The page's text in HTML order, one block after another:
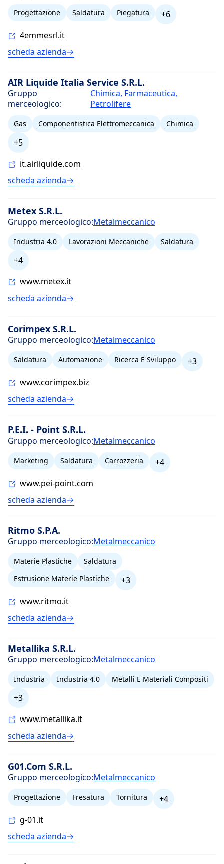
Progettazione Saldatura Piegatura
+6
4emmesrl.it
scheda azienda
AIR Liquide Italia Service S.R.L.
Gruppo
merceologico:
Chimica, Farmaceutica,
Petrolifere
Gas Componentistica Elettromeccanica Chimica
+5
it.airliquide.com
scheda azienda
Metex S.R.L.
Gruppo merceologico:Metalmeccanico
Industria 4.0 Lavorazioni Meccaniche Saldatura
+4
www.metex.it
scheda azienda
Corimpex S.R.L.
Gruppo merceologico:Metalmeccanico
Saldatura Automazione Ricerca E Sviluppo
+3
www.corimpex.biz
scheda azienda
P.E.I. - Point S.R.L.
Gruppo merceologico:Metalmeccanico
Marketing Saldatura Carrozzeria
+4
www.pei-point.com
scheda azienda
Ritmo S.P.A.
Gruppo merceologico:Metalmeccanico
Materie Plastiche
Saldatura
Estrusione Materie Plastiche
+3
www.ritmo.it
scheda azienda
Metallika S.R.L.
Gruppo merceologico:Metalmeccanico
Industria Industria 4.0 Metalli E Materiali Compositi
+3
www.metallika.it
scheda azienda
G01.Com S.R.L.
Gruppo merceologico:Metalmeccanico
Progettazione Fresatura Tornitura
+4
g-01.it
scheda azienda